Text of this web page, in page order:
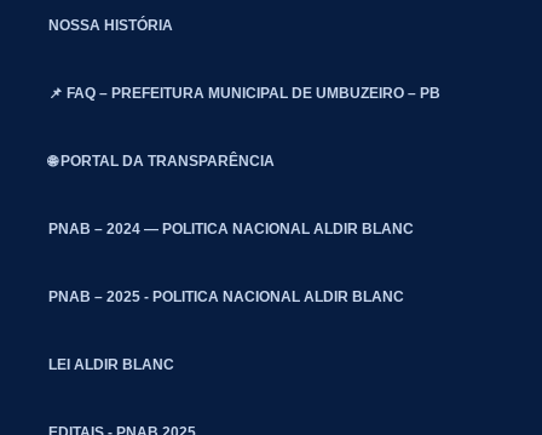
NOSSA HISTÓRIA
📌 FAQ – PREFEITURA MUNICIPAL DE UMBUZEIRO – PB
🌐 PORTAL DA TRANSPARÊNCIA
PNAB – 2024 — POLITICA NACIONAL ALDIR BLANC
PNAB – 2025 - POLITICA NACIONAL ALDIR BLANC
LEI ALDIR BLANC